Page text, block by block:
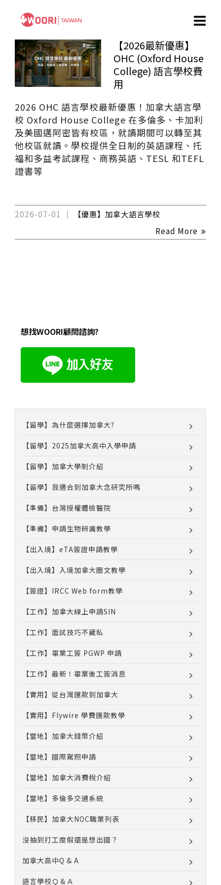
【2026最新優惠】
OHC (Oxford House
College) 語言學校費
用
2026 OHC 語言學校最新優惠！加拿大語言學
校 Oxford House College 在多倫多、卡加利
及美國邁阿密皆有校區，就讀期間可以轉至其
他校區就讀。學校提供全日制的英語課程、托
福和多益考試課程、商務英語、TESL 和TEFL
證書等
2026-07-01
【優惠】加拿大語言學校
Read More
想找WOORI顧問諮詢?
【留學】為什麼選擇加拿大?
【留學】2025加拿大高中入學申請
【留學】加拿大學制介紹
【留學】我適合到加拿大念研究所嗎
【準備】台灣授權體檢醫院
【準備】申請生物辨識教學
【出入境】eTA簽證申請教學
【出入境】入境加拿大圖文教學
【簽證】IRCC Web form教學
【工作】加拿大線上申請SIN
【工作】面試技巧不藏私
【工作】畢業工簽 PGWP 申請
【工作】最新！畢業後工簽消息
【實用】從台灣匯款到加拿大
【實用】Flywire 學費匯款教學
【當地】加拿大錢幣介紹
【當地】國際駕照申請
【當地】加拿大消費稅介紹
【當地】多倫多交通系統
【移民】加拿大NOC職業列表
沒抽到打工度假還是想出國？
加拿大高中Q & A
語言學校Ｑ＆Ａ